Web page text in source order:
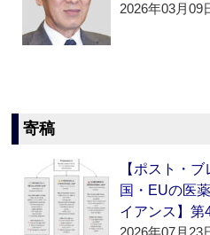
2026年03月09
寄稿
【ポスト・
国・EUの医
イアンス】